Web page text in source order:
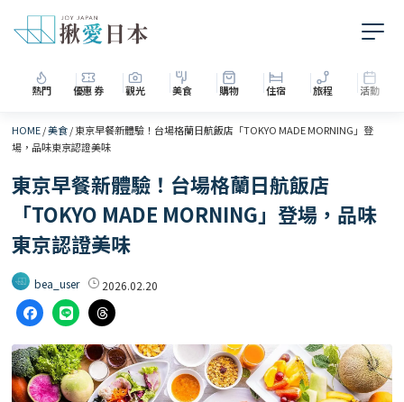
熱門 優惠券 觀光 美食 購物 住宿 旅程 活動
HOME/美食/東京早餐新體驗！台場格蘭日航飯店「TOKYO MADE MORNING」登
場，品味東京認證美味
東京早餐新體驗！台場格蘭日航飯店
「TOKYO MADE MORNING」登場，品味
東京認證美味
bea_user 2026.02.20